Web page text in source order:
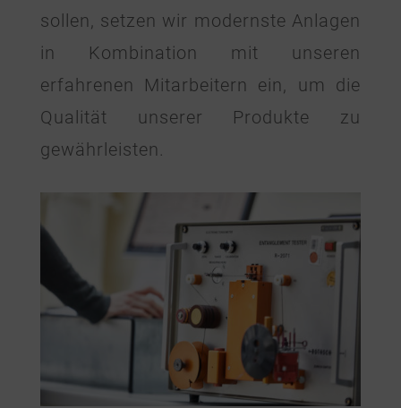
sollen, setzen wir modernste Anlagen
in Kombination mit unseren
erfahrenen Mitarbeitern ein, um die
Qualität unserer Produkte zu
gewährleisten.